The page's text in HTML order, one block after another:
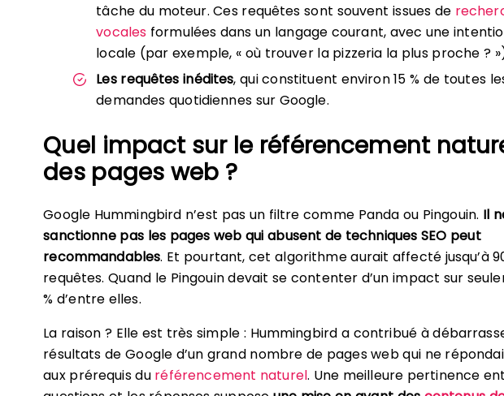
tâche du moteur. Ces requêtes sont souvent issues de
vocales formulées dans un langage courant, avec une
locale (par exemple, « où trouver la pizzeria la plus proche ?
Les requêtes inédites, qui constituent environ 15 % de toutes
demandes quotidiennes sur Google.
Quel impact sur le référencement
des pages web ?
Google Hummingbird n’est pas un filtre comme Panda ou Pingouin. Il
sanctionne pas les pages web qui abusent de techniques SEO peut
recommandables. Et pourtant, cet algorithme aurait affecté jusqu’à
requêtes. Quand le Pingouin devait se contenter d’un impact sur
% d’entre elles.
La raison ? Elle est très simple : Hummingbird a contribué à
résultats de Google d’un grand nombre de pages web qui ne
aux prérequis du référencement naturel. Une meilleure pertinence